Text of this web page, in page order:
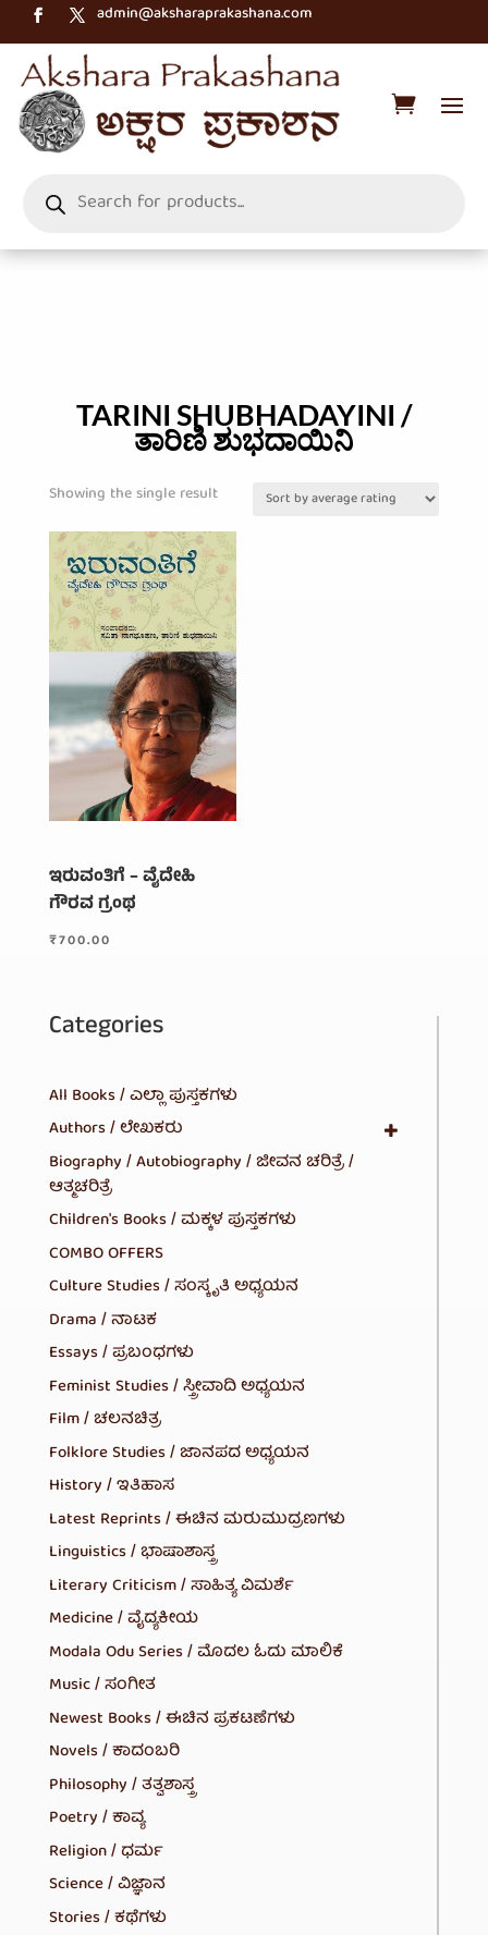
admin@aksharaprakashana.com
search
Categories
All Books / ಎಲ್ಲಾ ಪುಸ್ತಕಗಳು
Authors / ಲೇಖಕರು
Biography / Autobiography / ಜೀವನ ಚರಿತ್ರೆ /
ಆತ್ಮಚರಿತ್ರೆ
Children's Books / ಮಕ್ಕಳ ಪುಸ್ತಕಗಳು
COMBO OFFERS
Culture Studies / ಸಂಸ್ಕೃತಿ ಅಧ್ಯಯನ
Drama / ನಾಟಕ
Essays / ಪ್ರಬಂಧಗಳು
Feminist Studies / ಸ್ತ್ರೀವಾದಿ ಅಧ್ಯಯನ
Film / ಚಲನಚಿತ್ರ
Folklore Studies / ಜಾನಪದ ಅಧ್ಯಯನ
History / ಇತಿಹಾಸ
Latest Reprints / ಈಚಿನ ಮರುಮುದ್ರಣಗಳು
Linguistics / ಭಾಷಾಶಾಸ್ತ್ರ
Literary Criticism / ಸಾಹಿತ್ಯ ವಿಮರ್ಶೆ
Medicine / ವೈದ್ಯಕೀಯ
Modala Odu Series / ಮೊದಲ ಓದು ಮಾಲಿಕೆ
Music / ಸಂಗೀತ
Newest Books / ಈಚಿನ ಪ್ರಕಟಣೆಗಳು
Novels / ಕಾದಂಬರಿ
Philosophy / ತತ್ವಶಾಸ್ತ್ರ
Poetry / ಕಾವ್ಯ
Religion / ಧರ್ಮ
Science / ವಿಜ್ಞಾನ
Stories / ಕಥೆಗಳು
TARINI SHUBHADAYINI /
ತಾರಿಣಿ ಶುಭದಾಯಿನಿ
Showing the single result
ಇರುವಂತಿಗೆ – ವೈದೇಹಿ
ಗೌರವ ಗ್ರಂಥ
₹700.00